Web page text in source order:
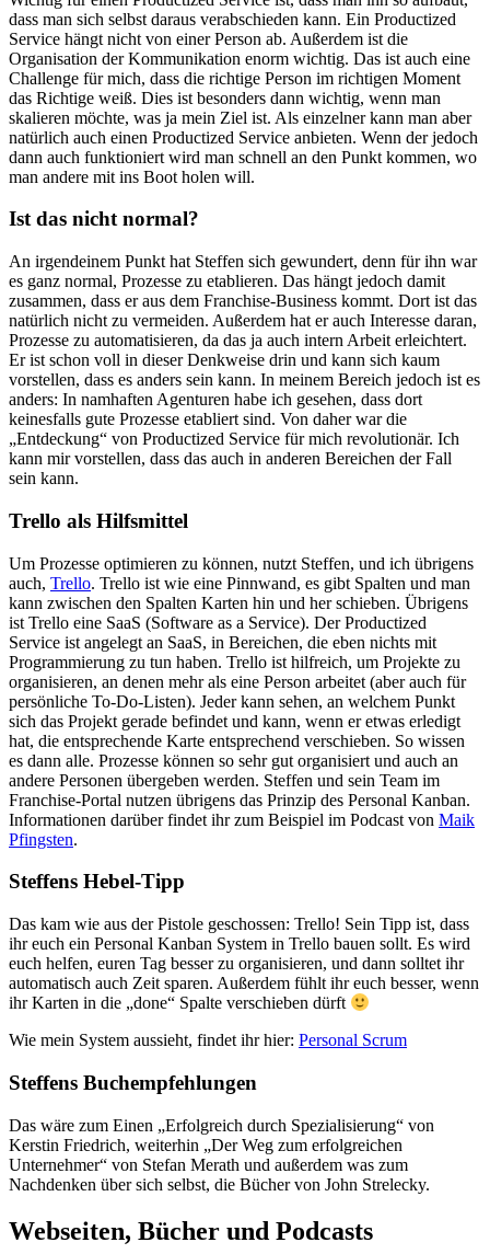
dass man sich selbst daraus verabschieden kann. Ein Productized
Service hängt nicht von einer Person ab. Außerdem ist die
Organisation der Kommunikation enorm wichtig. Das ist auch eine
Challenge für mich, dass die richtige Person im richtigen Moment
das Richtige weiß. Dies ist besonders dann wichtig, wenn man
skalieren möchte, was ja mein Ziel ist. Als einzelner kann man aber
natürlich auch einen Productized Service anbieten. Wenn der jedoch
dann auch funktioniert wird man schnell an den Punkt kommen, wo
man andere mit ins Boot holen will.
Ist das nicht normal?
An irgendeinem Punkt hat Steffen sich gewundert, denn für ihn war
es ganz normal, Prozesse zu etablieren. Das hängt jedoch damit
zusammen, dass er aus dem Franchise-Business kommt. Dort ist das
natürlich nicht zu vermeiden. Außerdem hat er auch Interesse daran,
Prozesse zu automatisieren, da das ja auch intern Arbeit erleichtert.
Er ist schon voll in dieser Denkweise drin und kann sich kaum
vorstellen, dass es anders sein kann. In meinem Bereich jedoch ist es
anders: In namhaften Agenturen habe ich gesehen, dass dort
keinesfalls gute Prozesse etabliert sind. Von daher war die
„Entdeckung“ von Productized Service für mich revolutionär. Ich
kann mir vorstellen, dass das auch in anderen Bereichen der Fall
sein kann.
Trello als Hilfsmittel
Um Prozesse optimieren zu können, nutzt Steffen, und ich übrigens
auch, Trello. Trello ist wie eine Pinnwand, es gibt Spalten und man
kann zwischen den Spalten Karten hin und her schieben. Übrigens
ist Trello eine SaaS (Software as a Service). Der Productized
Service ist angelegt an SaaS, in Bereichen, die eben nichts mit
Programmierung zu tun haben. Trello ist hilfreich, um Projekte zu
organisieren, an denen mehr als eine Person arbeitet (aber auch für
persönliche To-Do-Listen). Jeder kann sehen, an welchem Punkt
sich das Projekt gerade befindet und kann, wenn er etwas erledigt
hat, die entsprechende Karte entsprechend verschieben. So wissen
es dann alle. Prozesse können so sehr gut organisiert und auch an
andere Personen übergeben werden. Steffen und sein Team im
Franchise-Portal nutzen übrigens das Prinzip des Personal Kanban.
Informationen darüber findet ihr zum Beispiel im Podcast von Maik
Pfingsten.
Steffens Hebel-Tipp
Das kam wie aus der Pistole geschossen: Trello! Sein Tipp ist, dass
ihr euch ein Personal Kanban System in Trello bauen sollt. Es wird
euch helfen, euren Tag besser zu organisieren, und dann solltet ihr
automatisch auch Zeit sparen. Außerdem fühlt ihr euch besser, wenn
ihr Karten in die „done“ Spalte verschieben dürft
Wie mein System aussieht, findet ihr hier: Personal Scrum
Steffens Buchempfehlungen
Das wäre zum Einen „Erfolgreich durch Spezialisierung“ von
Kerstin Friedrich, weiterhin „Der Weg zum erfolgreichen
Unternehmer“ von Stefan Merath und außerdem was zum
Nachdenken über sich selbst, die Bücher von John Strelecky.
Webseiten, Bücher und Podcasts